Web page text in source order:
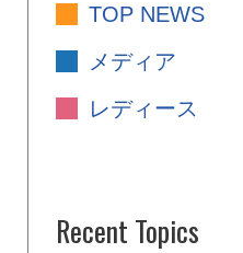
TOP NEWS
メディア
レディース
Recent Topics